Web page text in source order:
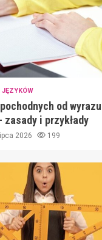
JĘZYKÓW
od wyrazu
zasady i przykłady
2026 199